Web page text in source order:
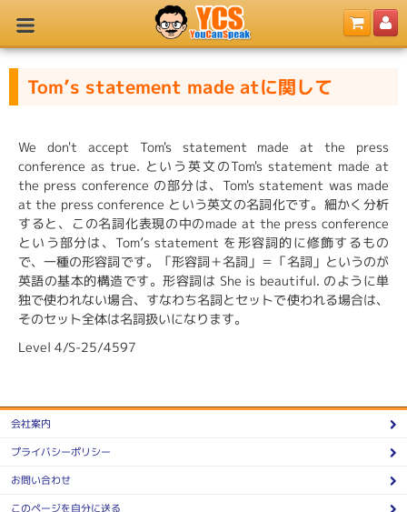
Tom’s statement made atに関して
We don't accept Tom's statement made at the press
conference as true. という英文のTom's statement made at
the press conference の部分は、Tom's statement was made
at the press conference という英文の名詞化です。細かく分析
すると、この名詞化表現の中のmade at the press conference
という部分は、Tom’s statement を形容詞的に修飾するもの
で、一種の形容詞です。「形容詞＋名詞」＝「名詞」というのが
英語の基本的構造です。形容詞は She is beautiful. のように単
独で使われない場合、すなわち名詞とセットで使われる場合は、
そのセット全体は名詞扱いになります。
Level 4/S-25/4597
会社案内
プライバシーポリシー
お問い合わせ
このページを自分に送る